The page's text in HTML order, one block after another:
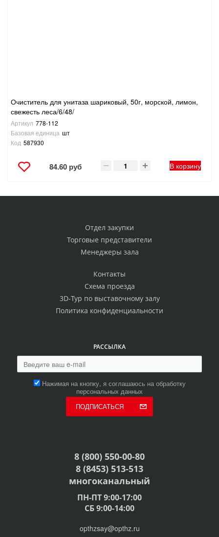
Очиститель для унитаза шариковый, 50г, морской, лимон,
свежесть леса/6/48/
Артикул 778-112
Базовая единица шт
Код 587930
84.60 руб В корзину
Отдел закупки
Торговые представители
Менеджеры зала
Контакты
Схема проезда
3D-Тур по выставочному залу
Политика конфиденциальности
РАССЫЛКА
Нажимая на кнопку, я соглашаюсь на обработку
персональных данных
ПОДПИСАТЬСЯ
8 (800) 550-00-80
8 (8453) 513-513
многоканальный
ПН-ПТ 9:00-17:00
СБ 9:00-14:00
opthzsay@opthz.ru